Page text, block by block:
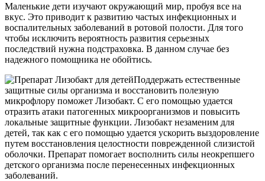
Маленькие дети изучают окружающий мир, пробуя все на
вкус. Это приводит к развитию частых инфекционных и
воспалительных заболеваний в ротовой полости. Для того
чтобы исключить вероятность развития серьезных
последствий нужна подстраховка. В данном случае без
надежного помощника не обойтись.
Поддержать естественные
защитные силы организма и восстановить полезную
микрофлору поможет Лизобакт. С его помощью удается
отразить атаки патогенных микроорганизмов и повысить
локальные защитные функции. Лизобакт незаменим для
детей, так как с его помощью удается ускорить выздоровление
путем восстановления целостности поврежденной слизистой
оболочки. Препарат помогает восполнить силы неокрепшего
детского организма после перенесенных инфекционных
заболеваний.